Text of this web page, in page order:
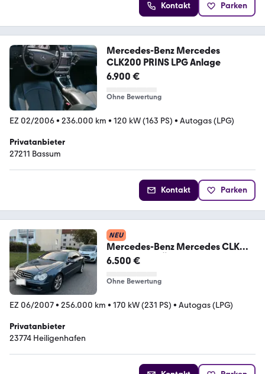
Kontakt Parken
Mercedes-Benz Mercedes
CLK200 PRINS LPG Anlage
6.900 €
Ohne Bewertung
EZ 02/2006• 236.000 km • 120 kW (163 PS) • Autogas (LPG)
Privatanbieter
27211 Bassum
Kontakt Parken
NEU
Mercedes-Benz Mercedes CLK
280 V6 LPG TÜV 10/2027
6.500 €
Ohne Bewertung
EZ 06/2007• 256.000 km • 170 kW (231 PS) • Autogas (LPG)
Privatanbieter
23774 Heiligenhafen